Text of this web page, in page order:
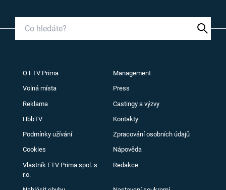
O FTV Prima Management
Volná místa Press
Reklama Castingy a výzvy
HbbTV Kontakty
Podmínky užívání Zpracování osobních údajů
Cookies Nápověda
Vlastník FTV Prima spol. s
r.o.
Redakce